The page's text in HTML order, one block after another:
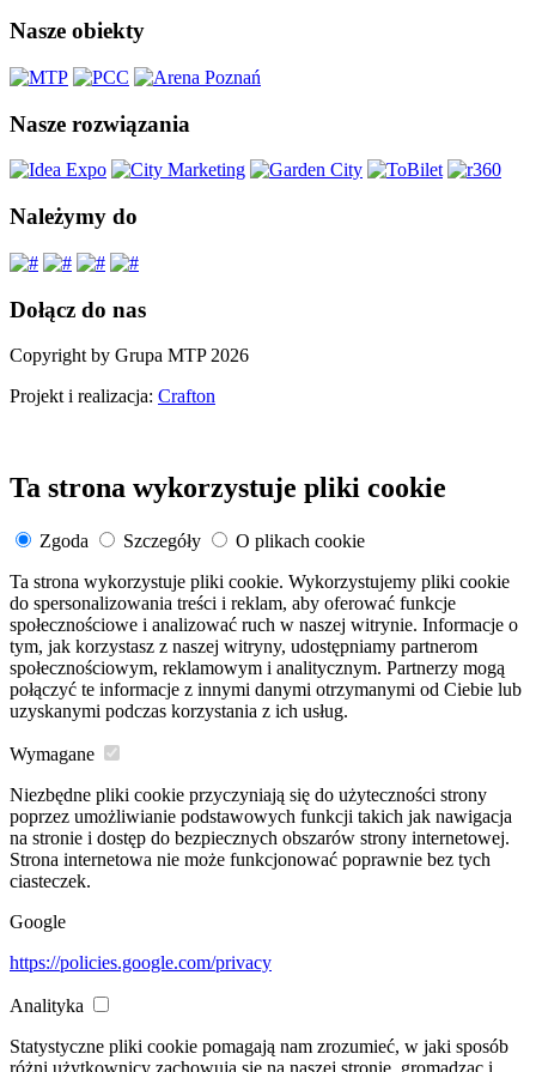
Nasze obiekty
Nasze rozwiązania
Należymy do
Dołącz do nas
Copyright by Grupa MTP 2026
Projekt i realizacja: Crafton
Ta strona wykorzystuje pliki cookie
Zgoda Szczegóły
O plikach cookie
Ta strona wykorzystuje pliki cookie. Wykorzystujemy pliki cookie
do spersonalizowania treści i reklam, aby oferować funkcje
społecznościowe i analizować ruch w naszej witrynie. Informacje o
tym, jak korzystasz z naszej witryny, udostępniamy partnerom
społecznościowym, reklamowym i analitycznym. Partnerzy mogą
połączyć te informacje z innymi danymi otrzymanymi od Ciebie lub
uzyskanymi podczas korzystania z ich usług.
Wymagane
Niezbędne pliki cookie przyczyniają się do użyteczności strony
poprzez umożliwianie podstawowych funkcji takich jak nawigacja
na stronie i dostęp do bezpiecznych obszarów strony internetowej.
Strona internetowa nie może funkcjonować poprawnie bez tych
ciasteczek.
Google
https://policies.google.com/privacy
Analityka
Statystyczne pliki cookie pomagają nam zrozumieć, w jaki sposób